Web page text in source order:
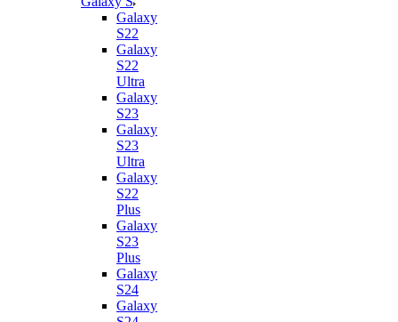
Galaxy
S22
Galaxy
S22
Ultra
Galaxy
S23
Galaxy
S23
Ultra
Galaxy
S22
Plus
Galaxy
S23
Plus
Galaxy
S24
Galaxy